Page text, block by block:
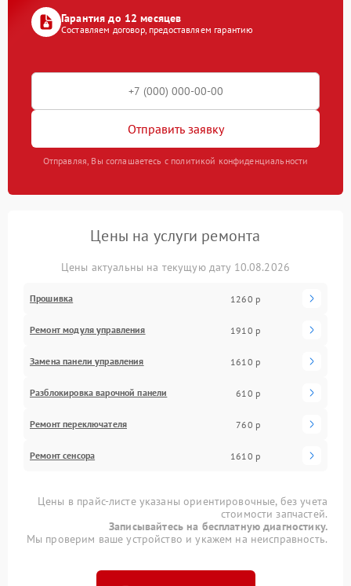
Гарантия до 12 месяцев
Составляем договор, предоставляем гарантию
Отправить заявку
Отправляя, Вы соглашаетесь с политикой конфиденциальности
Цены на услуги ремонта
Цены актуальны на текущую дату 10.08.2026
Прошивка 1260 р
Ремонт модуля управления 1910 р
Замена панели управления 1610 р
Разблокировка варочной панели 610 р
Ремонт переключателя 760 р
Ремонт сенсора 1610 р
Цены в прайс-листе указаны ориентировочные, без учета
стоимости запчастей.
Записывайтесь на бесплатную диагностику.
Мы проверим ваше устройство и укажем на неисправность.